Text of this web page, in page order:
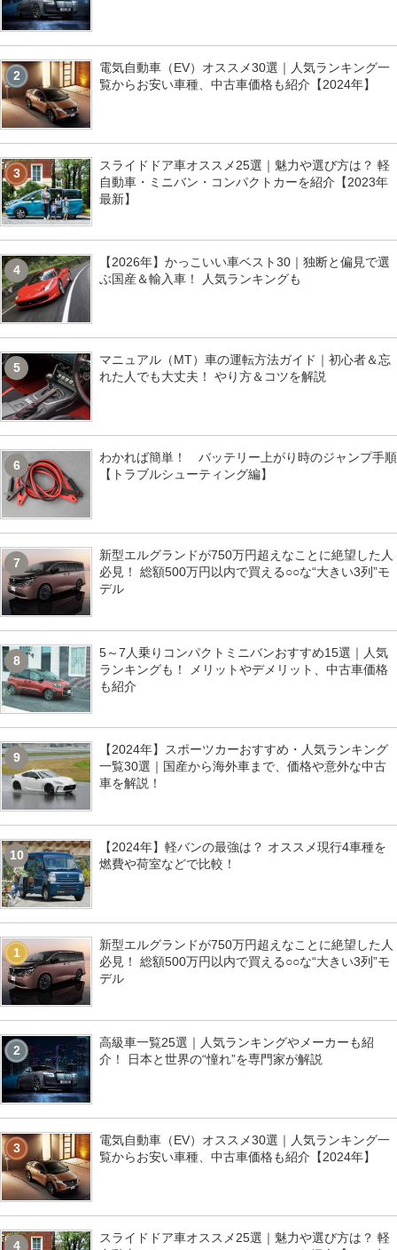
2
電気自動車（EV）オススメ30選｜人気ランキング一
覧からお安い車種、中古車価格も紹介【2024年】
3
スライドドア車オススメ25選｜魅力や選び方は？ 軽
自動車・ミニバン・コンパクトカーを紹介【2023年
最新】
4
【2026年】かっこいい車ベスト30｜独断と偏見で選
ぶ国産＆輸入車！ 人気ランキングも
5
マニュアル（MT）車の運転方法ガイド｜初心者＆忘
れた人でも大丈夫！ やり方＆コツを解説
6
わかれば簡単！ バッテリー上がり時のジャンプ手順
【トラブルシューティング編】
7
新型エルグランドが750万円超えなことに絶望した人
必見！ 総額500万円以内で買える○○な“大きい3列”モ
デル
8
5～7人乗りコンパクトミニバンおすすめ15選｜人気
ランキングも！ メリットやデメリット、中古車価格
も紹介
9
【2024年】スポーツカーおすすめ・人気ランキング
一覧30選｜国産から海外車まで、価格や意外な中古
車を解説！
10
【2024年】軽バンの最強は？ オススメ現行4車種を
燃費や荷室などで比較！
1
新型エルグランドが750万円超えなことに絶望した人
必見！ 総額500万円以内で買える○○な“大きい3列”モ
デル
2
高級車一覧25選｜人気ランキングやメーカーも紹
介！ 日本と世界の“憧れ”を専門家が解説
3
電気自動車（EV）オススメ30選｜人気ランキング一
覧からお安い車種、中古車価格も紹介【2024年】
4
スライドドア車オススメ25選｜魅力や選び方は？ 軽